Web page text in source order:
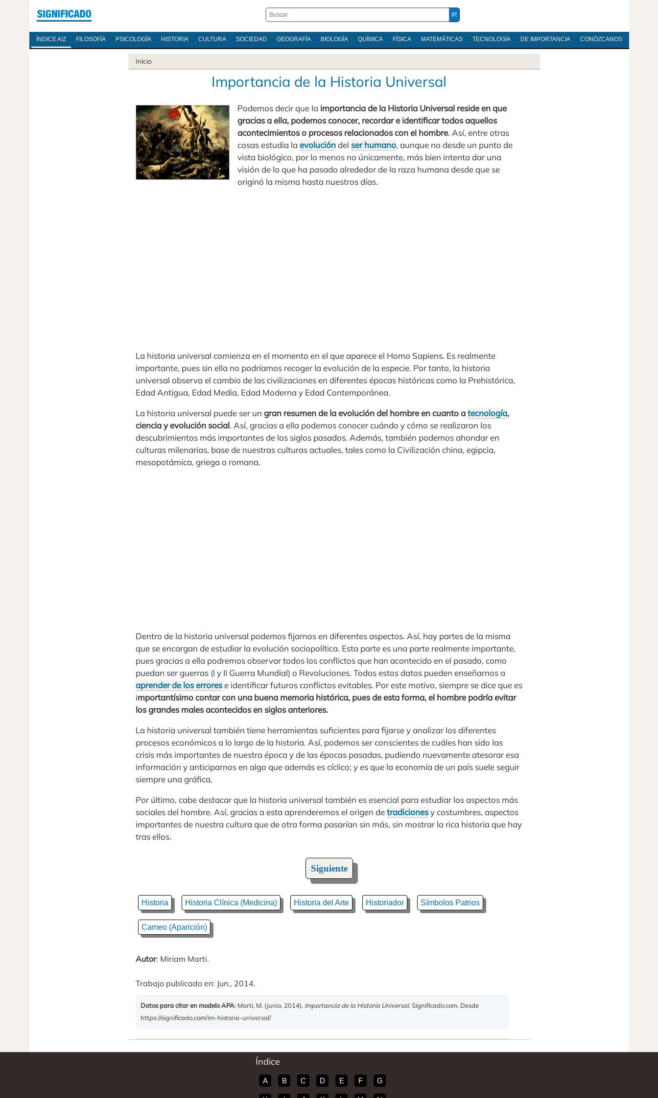
ÍNDICE A/Z FILOSOFÍA PSICOLOGÍA HISTORIA CULTURA SOCIEDAD GEOGRAFÍA BIOLOGÍA QUÍMICA FÍSICA MATEMÁTICAS TECNOLOGÍA DE IMPORTANCIA CONÓZCANOS
Inicio
Importancia de la Historia Universal
Podemos decir que la importancia de la Historia Universal reside en que
gracias a ella, podemos conocer, recordar e identificar todos aquellos
acontecimientos o procesos relacionados con el hombre. Así, entre otras
cosas estudia la evolucióndel ser humano, aunque no desde un punto de
vista biológico, por lo menos no únicamente, más bien intenta dar una
visión de lo que ha pasado alrededor de la raza humana desde que se
originó la misma hasta nuestros días.
La historia universal comienza en el momento en el que aparece el Homo Sapiens. Es realmente
importante, pues sin ella no podríamos recoger la evolución de la especie. Por tanto, la historia
universal observa el cambio de las civilizaciones en diferentes épocas históricas como la Prehistórica,
Edad Antigua, Edad Media, Edad Moderna y Edad Contemporánea.
La historia universal puede ser un gran resumen de la evolución del hombre en cuanto atecnología,
ciencia y evolución social. Así, gracias a ella podemos conocer cuándo y cómo se realizaron los
descubrimientos más importantes de los siglos pasados. Además, también podemos ahondar en
culturas milenarias, base de nuestras culturas actuales, tales como la Civilización china, egipcia,
mesopotámica, griega o romana.
Dentro de la historia universal podemos fijarnos en diferentes aspectos. Así, hay partes de la misma
que se encargan de estudiar la evolución sociopolítica. Esta parte es una parte realmente importante,
pues gracias a ella podremos observar todos los conflictos que han acontecido en el pasado, como
puedan ser guerras (I y II Guerra Mundial) o Revoluciones. Todos estos datos pueden enseñarnos a
aprender de los errorese identificar futuros conflictos evitables. Por este motivo, siempre se dice que es
importantísimo contar con una buena memoria histórica, pues de esta forma, el hombre podría evitar
los grandes males acontecidos en siglos anteriores.
La historia universal también tiene herramientas suficientes para fijarse y analizar los diferentes
procesos económicos a lo largo de la historia. Así, podemos ser conscientes de cuáles han sido las
crisis más importantes de nuestra época y de las épocas pasadas, pudiendo nuevamente atesorar esa
información y anticiparnos en algo que además es cíclico; y es que la economía de un país suele seguir
siempre una gráfica.
Por último, cabe destacar que la historia universal también es esencial para estudiar los aspectos más
sociales del hombre. Así, gracias a esta aprenderemos el origen detradicionesy costumbres, aspectos
importantes de nuestra cultura que de otra forma pasarían sin más, sin mostrar la rica historia que hay
tras ellos.
Siguiente
Historia Historia Clínica (Medicina) Historia del Arte Historiador Símbolos Patrios
Cameo (Aparición)
Autor: Miriam Marti.
Trabajo publicado en: Jun., 2014.
Datos para citar en modelo APA: Marti, M. (junio, 2014). Importancia de la Historia Universal. Significado.com. Desde
https://significado.com/im-historia-universal/
Índice
A B C D E F G